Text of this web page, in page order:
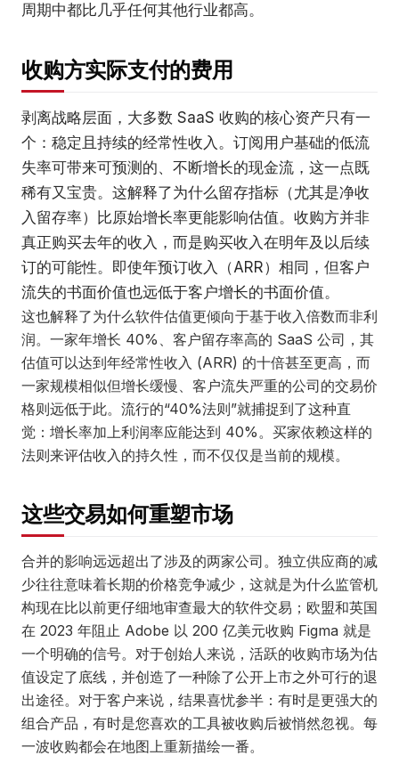
周期中都比几乎任何其他行业都高。
收购方实际支付的费用
剥离战略层面，大多数 SaaS 收购的核心资产只有一
个：稳定且持续的经常性收入。订阅用户基础的低流
失率可带来可预测的、不断增长的现金流，这一点既
稀有又宝贵。这解释了为什么留存指标（尤其是净收
入留存率）比原始增长率更能影响估值。收购方并非
真正购买去年的收入，而是购买收入在明年及以后续
订的可能性。即使年预订收入（ARR）相同，但客户
流失的书面价值也远低于客户增长的书面价值。
这也解释了为什么软件估值更倾向于基于收入倍数而非利
润。一家年增长 40%、客户留存率高的 SaaS 公司，其
估值可以达到年经常性收入 (ARR) 的十倍甚至更高，而
一家规模相似但增长缓慢、客户流失严重的公司的交易价
格则远低于此。流行的“40%法则”就捕捉到了这种直
觉：增长率加上利润率应能达到 40%。买家依赖这样的
法则来评估收入的持久性，而不仅仅是当前的规模。
这些交易如何重塑市场
合并的影响远远超出了涉及的两家公司。独立供应商的减
少往往意味着长期的价格竞争减少，这就是为什么监管机
构现在比以前更仔细地审查最大的软件交易；欧盟和英国
在 2023 年阻止 Adobe 以 200 亿美元收购 Figma 就是
一个明确的信号。对于创始人来说，活跃的收购市场为估
值设定了底线，并创造了一种除了公开上市之外可行的退
出途径。对于客户来说，结果喜忧参半：有时是更强大的
组合产品，有时是您喜欢的工具被收购后被悄然忽视。每
一波收购都会在地图上重新描绘一番。